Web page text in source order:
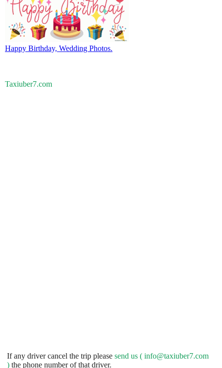
Happy Birthday, Wedding Photos.
Taxiuber7.com
If any driver cancel the trip please send us ( info@taxiuber7.com
) the phone number of that driver.